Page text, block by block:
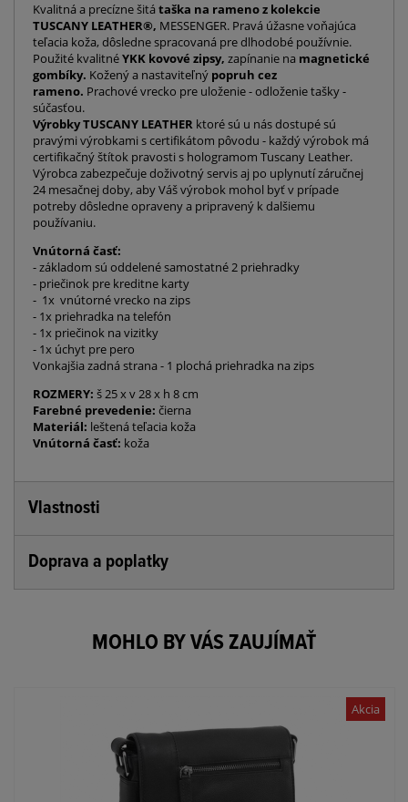
Kvalitná a precízne šitá taška na rameno z kolekcie
TUSCANY LEATHER®, MESSENGER. Pravá úžasne voňajúca
teľacia koža, dôsledne spracovaná pre dlhodobé používnie.
Použité kvalitnéYKK kovové zipsy, zapínanie na magnetické
gombíky. Kožený a nastaviteľný popruh cez
rameno. Prachové vrecko pre uloženie - odloženie tašky -
súčasťou.
Výrobky TUSCANY LEATHER ktoré sú u nás dostupé sú
pravými výrobkami s certifikátom pôvodu - každý výrobok má
certifikačný štítok pravosti s hologramom Tuscany Leather.
Výrobca zabezpečuje doživotný servis aj po uplynutí záručnej
24 mesačnej doby, aby Váš výrobok mohol byť v prípade
potreby dôsledne opraveny a pripravený k dalšiemu
používaniu.
Vnútorná časť:
- základom sú oddelené samostatné 2 priehradky
- priečinok pre kreditne karty
- 1x vnútorné vrecko na zips
- 1x priehradka na telefón
- 1x priečinok na vizitky
- 1x úchyt pre pero
Vonkajšia zadná strana - 1 plochá priehradka na zips
ROZMERY: š 25 x v 28 x h 8 cm
Farebné prevedenie: čierna
Materiál: leštená teľacia koža
Vnútorná časť: koža
Vlastnosti
Doprava a poplatky
MOHLO BY VÁS ZAUJÍMAŤ
Akcia